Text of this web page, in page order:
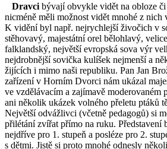
Dravci bývají obvykle vidět na obloze
nicméně měli možnost vidět mnohé z nich
K vidění byl např. nejrychlejší živočich v
stěhovavý, majestátní orel bělohlavý,
falklandský, největší evropská sova výr
nejdrobnější sovička kulíšek nejmenší a
žijících i mimo naši republiku. Pan Jan
zařízení v Horním Dvorci nám ukázal
ve vzdělávacím a zajímavě moderovaném
ani několik ukázek volného přeletu ptáků
Největší odvážlivci (včetně pedagogů) si
přilétání zvířat přímo na ruku. Představení
nejdříve pro 1. stupeň a posléze pro 2.
s dětmi. Jistě si proto mnohé odnesly